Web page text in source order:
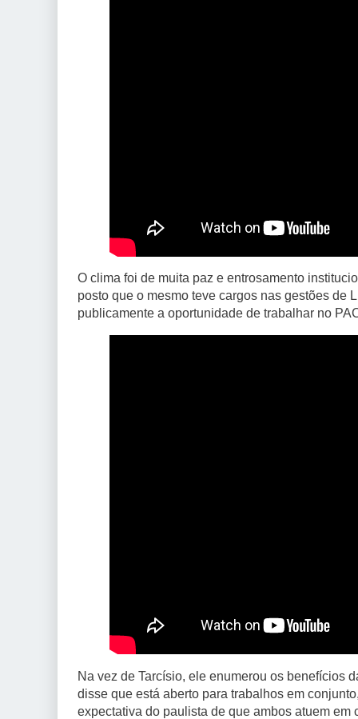
O clima foi de muita paz e entrosamento
posto que o mesmo teve cargos nas gestões de
publicamente a oportunidade de trabalhar no
Na vez de Tarcísio, ele enumerou os benefícios
disse que está aberto para trabalhos em
expectativa do paulista de que ambos atuem em